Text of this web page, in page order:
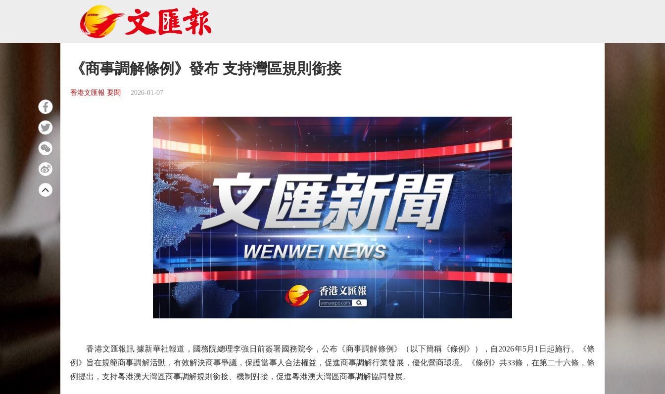
《商事調解條例》發布 支持灣區規則銜接
香港文匯報 要聞 2026-01-07
香港文匯報訊 據新華社報道，國務院總理李強日前簽署國務院令，公布《商事調解條例》（以下簡稱《條例》），自2026年5月1日起施行。《條
例》旨在規範商事調解活動，有效解決商事爭議，保護當事人合法權益，促進商事調解行業發展，優化營商環境。《條例》共33條，在第二十六條，條
例提出，支持粵港澳大灣區商事調解規則銜接、機制對接，促進粵港澳大灣區商事調解協同發展。